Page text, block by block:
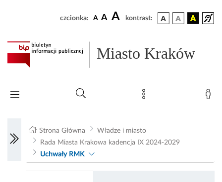
czcionka: A A A kontrast:
Miasto Kraków
Strona Główna
Władze i miasto
Rada Miasta Krakowa kadencja IX 2024-2029
Uchwały RMK